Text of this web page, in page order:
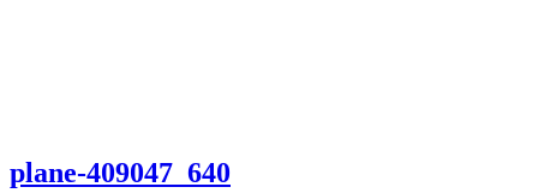
plane-409047_640